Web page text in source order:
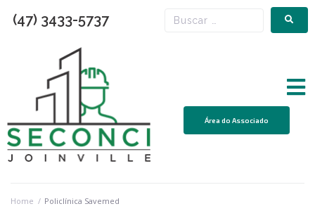
(47) 3433-5737
Área do Associado
Home / Policlínica Savemed